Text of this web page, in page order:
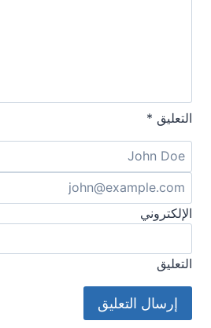
التعليق *
الإلكتروني
التعليق